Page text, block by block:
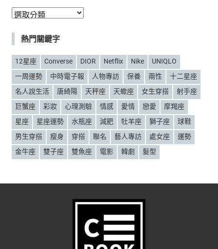
分
熱門關鍵字
12星座 Converse DIOR Netflix Nike
UNIQLO
一周運勢
中時電子報 人物專訪 保養 兩性
十二星座
名人說生活
唐綺陽 天秤座 天蠍座 女生穿搭
射手座
巨蟹座
彩妝 心理測驗 情感 愛情 戀愛
摩羯座
星座
星座運勢 水瓶座 減肥 牡羊座 獅子座
球鞋
男生穿搭
瘦身 穿搭 聯名 藝人專訪 處女座
運勢
金牛座
雙子座 雙魚座 電影 韓劇 髮型